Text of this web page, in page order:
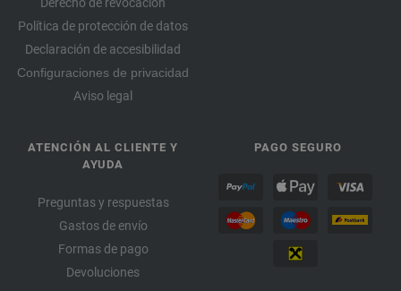
Política de protección de datos
Declaración de accesibilidad
Configuraciones de privacidad
Aviso legal
ATENCIÓN AL CLIENTE Y
AYUDA
Preguntas y respuestas
Gastos de envío
Formas de pago
Devoluciones
PAGO SEGURO